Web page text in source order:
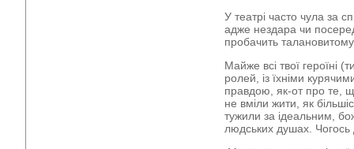
У театрі часто чула за
адже нездара чи
пробачить
Майже всі твої героїні
ролей, із їхніми
правдою, як-от про те,
не вміли жити, як
тужили за ідеальним,
людських душах. Чогось